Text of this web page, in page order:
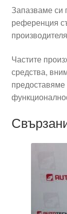
Запазваме си
референция
Частите
средства,